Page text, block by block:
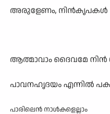
അരുളേണം, നിൻകൃപകൾ
ആത്മാവാം ദൈവമേ നിൻ
പാവനഹൃദയം എന്നിൽ
പാരിലെൻ നാൾകളെല്ലാം